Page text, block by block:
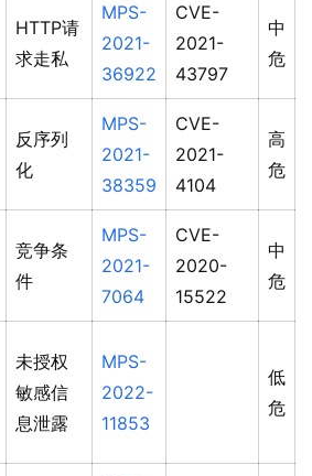
HTTP请
求走私
MPS-
2021-
36922
CVE-
2021-
43797
中
危
反序列
化
MPS-
2021-
38359
CVE-
2021-
4104
高
危
竞争条
件
MPS-
2021-
7064
CVE-
2020-
15522
中
危
未授权
敏感信
息泄露
MPS-
2022-
11853
低
危